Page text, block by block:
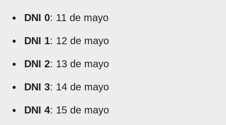
DNI 0: 11 de mayo
DNI 1: 12 de mayo
DNI 2: 13 de mayo
DNI 3: 14 de mayo
DNI 4: 15 de mayo